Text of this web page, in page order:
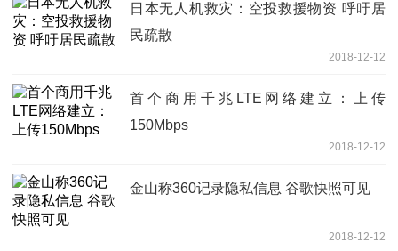
日本无人机救灾：空投救援物资 呼吁居
民疏散
2018-12-12
首个商用千兆LTE网络建立：上传
150Mbps
2018-12-12
金山称360记录隐私信息 谷歌快照可见
2018-12-12